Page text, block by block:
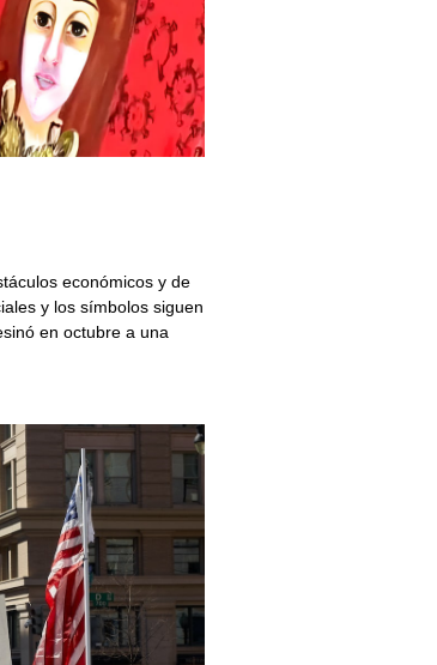
económicos y de
y los símbolos siguen
en octubre a una